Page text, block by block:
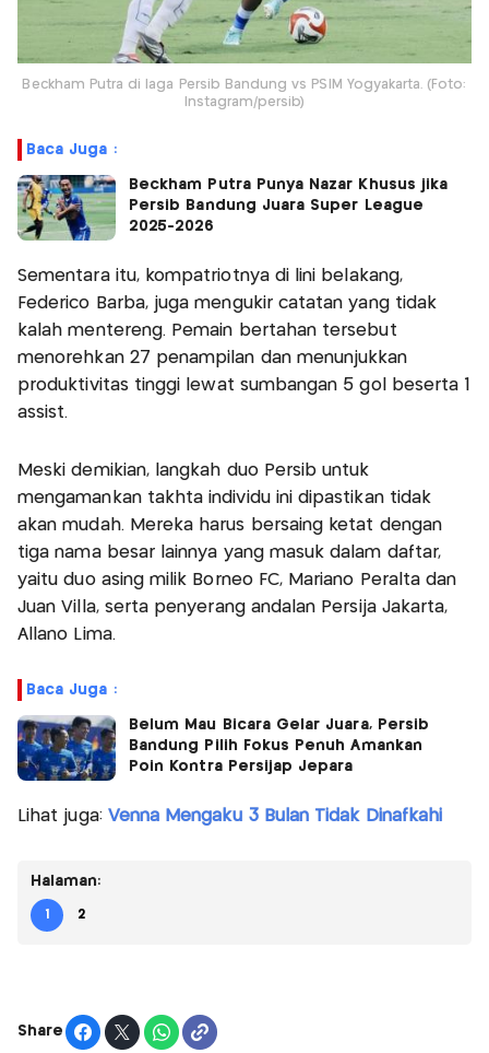
Beckham Putra di laga Persib Bandung vs PSIM Yogyakarta. (Foto:
Instagram/persib)
Baca Juga :
Beckham Putra Punya Nazar Khusus jika
Persib Bandung Juara Super League
2025-2026
Sementara itu, kompatriotnya di lini belakang,
Federico Barba, juga mengukir catatan yang tidak
kalah mentereng. Pemain bertahan tersebut
menorehkan 27 penampilan dan menunjukkan
produktivitas tinggi lewat sumbangan 5 gol beserta 1
assist.
Meski demikian, langkah duo Persib untuk
mengamankan takhta individu ini dipastikan tidak
akan mudah. Mereka harus bersaing ketat dengan
tiga nama besar lainnya yang masuk dalam daftar,
yaitu duo asing milik Borneo FC, Mariano Peralta dan
Juan Villa, serta penyerang andalan Persija Jakarta,
Allano Lima.
Baca Juga :
Belum Mau Bicara Gelar Juara, Persib
Bandung Pilih Fokus Penuh Amankan
Poin Kontra Persijap Jepara
Lihat juga: Venna Mengaku 3 Bulan Tidak Dinafkahi
Halaman:
1 2
Share